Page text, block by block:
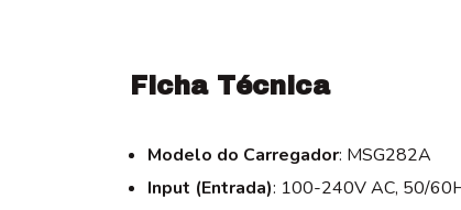
Ficha Técnica
Modelo do Carregador: MSG282A
Input (Entrada): 100-240V AC, 50/